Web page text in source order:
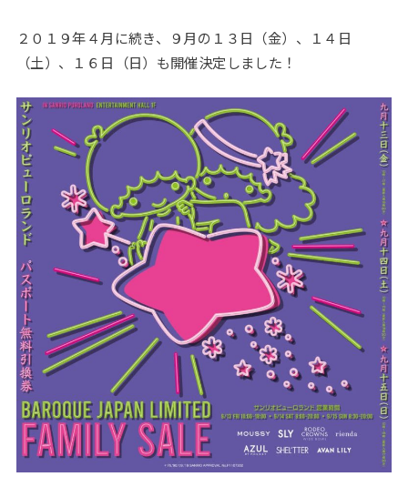
２０１９年４月に続き、９月の１３日（金）、１４日
（土）、１６日（日）も開催決定しました！